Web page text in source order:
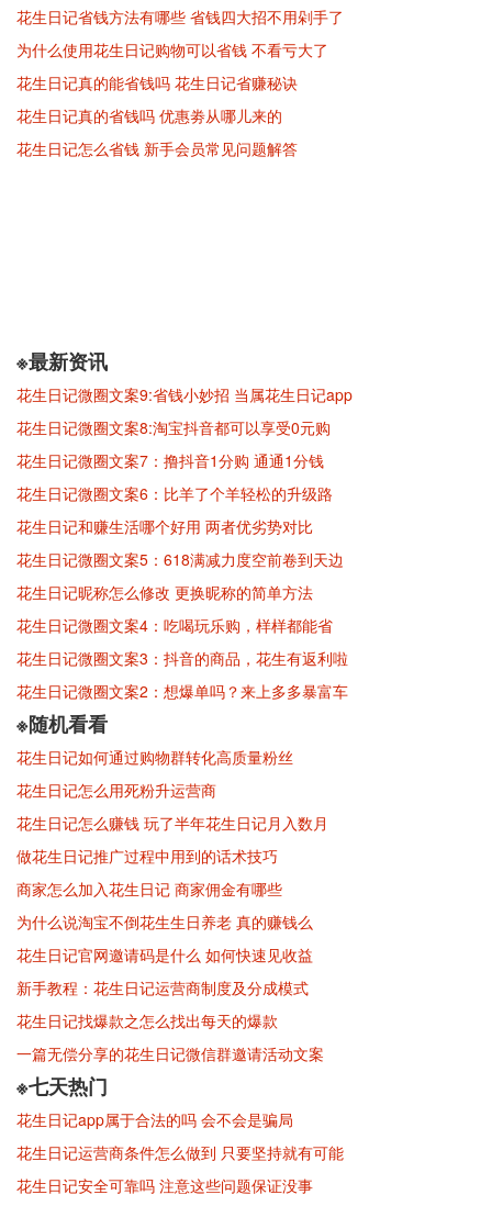
花生日记省钱方法有哪些 省钱四大招不用剁手了
为什么使用花生日记购物可以省钱 不看亏大了
花生日记真的能省钱吗 花生日记省赚秘诀
花生日记真的省钱吗 优惠劵从哪儿来的
花生日记怎么省钱 新手会员常见问题解答
※最新资讯
花生日记微圈文案9:省钱小妙招 当属花生日记app
花生日记微圈文案8:淘宝抖音都可以享受0元购
花生日记微圈文案7：撸抖音1分购 通通1分钱
花生日记微圈文案6：比羊了个羊轻松的升级路
花生日记和赚生活哪个好用 两者优劣势对比
花生日记微圈文案5：618满减力度空前卷到天边
花生日记昵称怎么修改 更换昵称的简单方法
花生日记微圈文案4：吃喝玩乐购，样样都能省
花生日记微圈文案3：抖音的商品，花生有返利啦
花生日记微圈文案2：想爆单吗？来上多多暴富车
※随机看看
花生日记如何通过购物群转化高质量粉丝
花生日记怎么用死粉升运营商
花生日记怎么赚钱 玩了半年花生日记月入数月
做花生日记推广过程中用到的话术技巧
商家怎么加入花生日记 商家佣金有哪些
为什么说淘宝不倒花生生日养老 真的赚钱么
花生日记官网邀请码是什么 如何快速见收益
新手教程：花生日记运营商制度及分成模式
花生日记找爆款之怎么找出每天的爆款
一篇无偿分享的花生日记微信群邀请活动文案
※七天热门
花生日记app属于合法的吗 会不会是骗局
花生日记运营商条件怎么做到 只要坚持就有可能
花生日记安全可靠吗 注意这些问题保证没事